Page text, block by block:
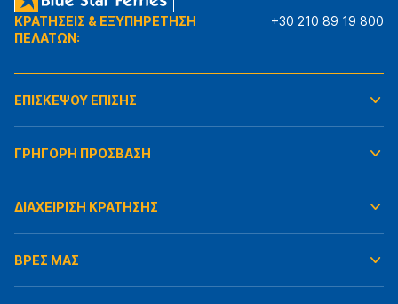
ΚΡΑΤΗΣΕΙΣ & ΕΞΥΠΗΡΕΤΗΣΗ
ΠΕΛΑΤΩΝ:
+30 210 89 19 800
ΕΠΙΣΚΕΨΟΥ ΕΠΙΣΗΣ
ΓΡΗΓΟΡΗ ΠΡΟΣΒΑΣΗ
ΔΙΑΧΕΙΡΙΣΗ ΚΡΑΤΗΣΗΣ
ΒΡΕΣ ΜΑΣ